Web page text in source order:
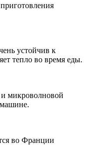
устойчив к
тепло во время еды.
микроволновой
во Франции